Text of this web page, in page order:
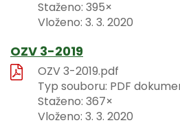
Staženo: 395×
Vloženo: 3. 3. 2020
OZV 3-2019
OZV 3-2019.pdf
Typ souboru: PDF
Staženo: 367×
Vloženo: 3. 3. 2020